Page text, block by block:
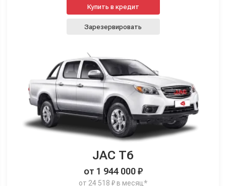
Купить в кредит
Зарезервировать
JAC T6
от 1 944 000 ₽
от 24 518 ₽ в месяц*